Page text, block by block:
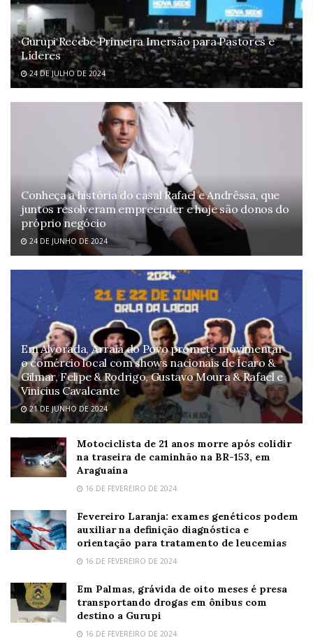
Gurupi Recebe Primeira Imersão para Pastores e
Líderes
24 DE JULHO DE 2024
Conheça a história do casal Rafael e Andrêssa, que
juntos resolveram empreender e hoje são donos do
próprio negócio
24 DE JUNHO DE 2024
Em Alvorada, Arraiá do Povo promete movimentar
o comércio local com shows nacionais de Ícaro &
Gilmar, Felipe & Rodrigo, Gustavo Moura & Rafael e
Vinicius Cavalcante
21 DE JUNHO DE 2024
Motociclista de 21 anos morre após colidir
na traseira de caminhão na BR-153, em
Araguaína
16 DE FEVEREIRO DE 2024
Fevereiro Laranja: exames genéticos podem
auxiliar na definição diagnóstica e
orientação para tratamento de leucemias
16 DE FEVEREIRO DE 2024
Em Palmas, grávida de oito meses é presa
transportando drogas em ônibus com
destino a Gurupi
16 DE FEVEREIRO DE 2024